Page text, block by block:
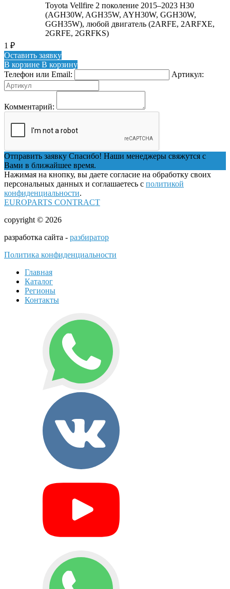
Toyota Vellfire 2 поколение 2015–2023 H30
(AGH30W, AGH35W, AYH30W, GGH30W,
GGH35W), любой двигатель (2ARFE, 2ARFXE,
2GRFE, 2GRFKS)
1 ₽
Оставить заявку
В корзине В корзину
Телефон или Email:
Артикул:
Комментарий:
Отправить заявку Спасибо! Наши менеджеры свяжутся с
Вами в ближайшее время.
Нажимая на кнопку, вы даете согласие на обработку своих
персональных данных и соглашаетесь с политикой
конфиденциальности.
EUROPARTS CONTRACT
copyright © 2026
разработка сайта - разбиратор
Политика конфиденциальности
Главная
Каталог
Регионы
Контакты